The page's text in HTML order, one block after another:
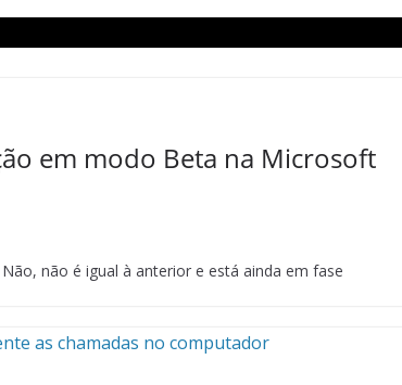
em modo Beta na Microsoft
não é igual à anterior e está ainda em fase